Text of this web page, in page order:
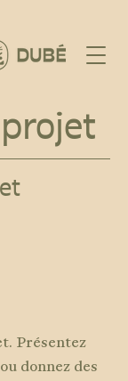
Présentez
donnez des